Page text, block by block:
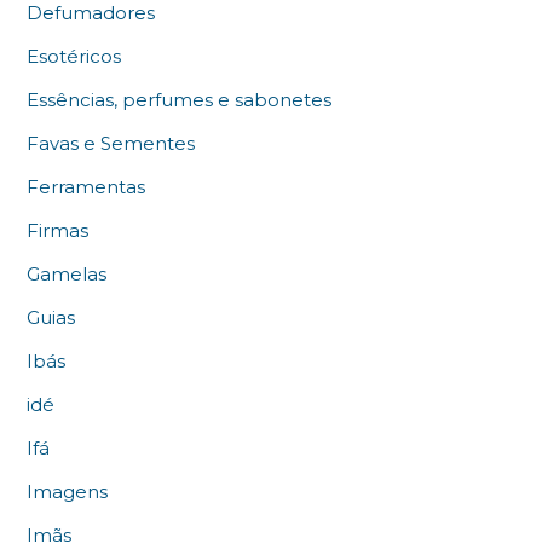
Defumadores
Esotéricos
Essências, perfumes e sabonetes
Favas e Sementes
Ferramentas
Firmas
Gamelas
Guias
Ibás
idé
Ifá
Imagens
Imãs